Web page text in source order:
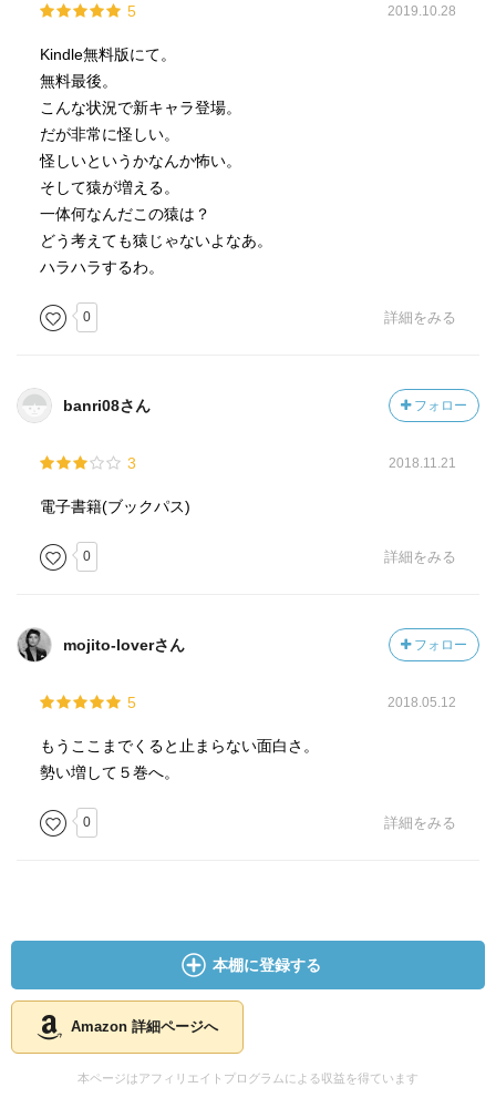
5 2019.10.28
Kindle無料版にて。
無料最後。
こんな状況で新キャラ登場。
だが非常に怪しい。
怪しいというかなんか怖い。
そして猿が増える。
一体何なんだこの猿は？
どう考えても猿じゃないよなあ。
ハラハラするわ。
0 詳細をみる
banri08さん フォロー
3 2018.11.21
電子書籍(ブックパス)
0 詳細をみる
mojito-loverさん フォロー
5 2018.05.12
もうここまでくると止まらない面白さ。
勢い増して５巻へ。
0 詳細をみる
本棚に登録する
Amazon 詳細ページへ
本ページはアフィリエイトプログラムによる収益を得ています